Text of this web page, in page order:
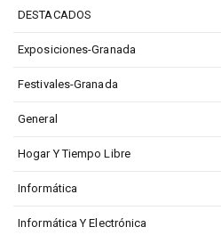
DESTACADOS
Exposiciones-Granada
Festivales-Granada
General
Hogar Y Tiempo Libre
Informática
Informática Y Electrónica